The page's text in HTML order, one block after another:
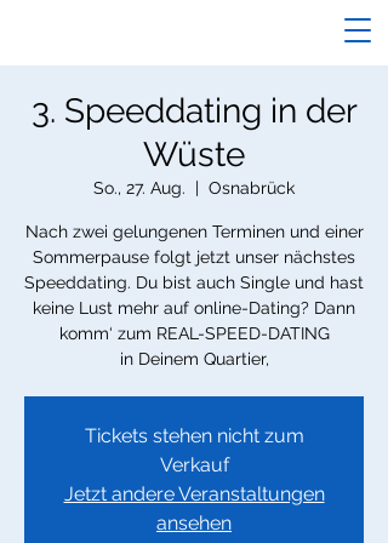
3. Speeddating in der
Wüste
So., 27. Aug.
  |
Osnabrück
Nach zwei gelungenen Terminen und einer
Sommerpause folgt jetzt unser nächstes
Speeddating. Du bist auch Single und hast
keine Lust mehr auf online-Dating? Dann
komm‘ zum REAL-SPEED-DATING
in Deinem Quartier,
Tickets stehen nicht zum
Verkauf
Jetzt andere Veranstaltungen
ansehen